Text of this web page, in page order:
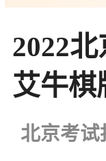
2022
艾牛棋
北京考试